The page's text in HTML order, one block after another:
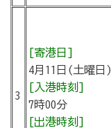
3
[寄港日]
4月11日(土曜日)
[入港時刻]
7時00分
[出港時刻]